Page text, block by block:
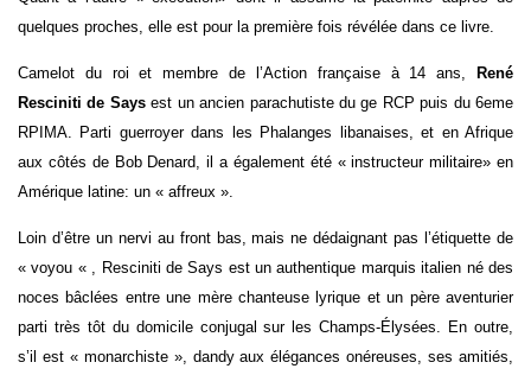
quelques proches, elle est pour la première fois révélée dans ce livre.
Camelot du roi et membre de l’Action française à 14 ans, René
Resciniti de Saysest un ancien parachutiste du ge RCP puis du 6eme
RPIMA. Parti guerroyer dans les Phalanges libanaises, et en Afrique
aux côtés de Bob Denard, il a également été « instructeur militaire» en
Amérique latine: un « affreux ».
Loin d’être un nervi au front bas, mais ne dédaignant pas l’étiquette de
« voyou « , Resciniti de Says est un authentique marquis italien né des
noces bâclées entre une mère chanteuse lyrique et un père aventurier
parti très tôt du domicile conjugal sur les Champs-Élysées. En outre,
s’il est « monarchiste », dandy aux élégances onéreuses, ses amitiés,